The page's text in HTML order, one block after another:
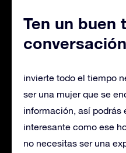
Ten un buen
conversación
invierte todo el tiempo
ser una mujer que se
información, así podrás
interesante como ese
no necesitas ser una